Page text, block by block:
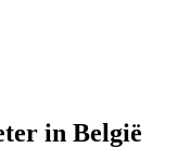
in België